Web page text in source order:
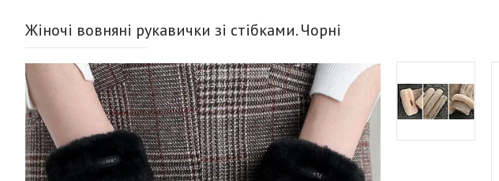
Жіночі вовняні рукавички зі стібками. Чорні